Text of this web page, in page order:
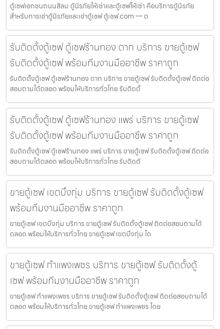
ตู้เซฟเอกชนถนนสีลม ตู้นิรภัยให้เช่าและตู้เซฟให้เช่า คือบริการตู้นิรภัย
สำหรับการเช่าตู้นิรภัยและเช่าตู้เซฟ ตู้เซฟ.com — ต
รับติดตั้งตู้เซฟ ตู้เซฟร้านทอง ตาก บริการ ขายตู้เซฟ
รับติดตั้งตู้เซฟ พร้อมทีมงานมืออาชีพ ราคาถูก
รับติดตั้งตู้เซฟ ตู้เซฟร้านทอง ตาก บริการ ขายตู้เซฟ รับติดตั้งตู้เซฟ ติดต่อ
สอบถามได้ตลอด พร้อมให้บริการทั่วไทย รับติดตั้
รับติดตั้งตู้เซฟ ตู้เซฟร้านทอง แพร่ บริการ ขายตู้เซฟ
รับติดตั้งตู้เซฟ พร้อมทีมงานมืออาชีพ ราคาถูก
รับติดตั้งตู้เซฟ ตู้เซฟร้านทอง แพร่ บริการ ขายตู้เซฟ รับติดตั้งตู้เซฟ ติดต่อ
สอบถามได้ตลอด พร้อมให้บริการทั่วไทย รับติดตั
ขายตู้เซฟ เขตบึงกุ่ม บริการ ขายตู้เซฟ รับติดตั้งตู้เซฟ
พร้อมทีมงานมืออาชีพ ราคาถูก
ขายตู้เซฟ เขตบึงกุ่ม บริการ ขายตู้เซฟ รับติดตั้งตู้เซฟ ติดต่อสอบถามได้
ตลอด พร้อมให้บริการทั่วไทย ขายตู้เซฟ เขตบึงกุ่ม โด
ขายตู้เซฟ กำแพงเพชร บริการ ขายตู้เซฟ รับติดตั้งตู้
เซฟ พร้อมทีมงานมืออาชีพ ราคาถูก
ขายตู้เซฟ กำแพงเพชร บริการ ขายตู้เซฟ รับติดตั้งตู้เซฟ ติดต่อสอบถามได้
ตลอด พร้อมให้บริการทั่วไทย ขายตู้เซฟ กำแพงเพชร โดย